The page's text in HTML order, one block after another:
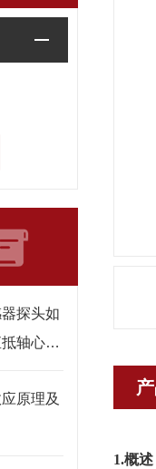
探头如
轴心真
原理及
1.概述